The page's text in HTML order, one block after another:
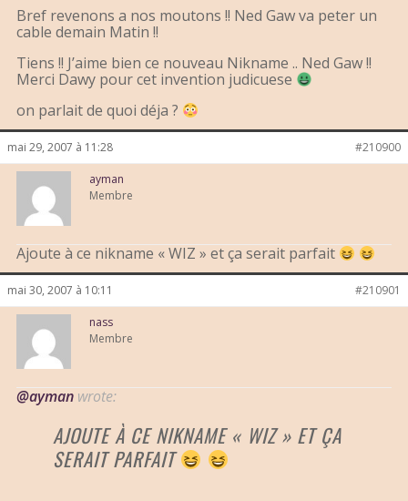
Bref revenons a nos moutons !! Ned Gaw va peter un
cable demain Matin !!
Tiens !! J’aime bien ce nouveau Nikname .. Ned Gaw !!
Merci Dawy pour cet invention judicuese
on parlait de quoi déja ?
mai 29, 2007 à 11:28 #210900
ayman
Membre
Ajoute à ce nikname « WIZ » et ça serait parfait
mai 30, 2007 à 10:11 #210901
nass
Membre
@ayman wrote:
AJOUTE À CE NIKNAME « WIZ » ET ÇA
SERAIT PARFAIT